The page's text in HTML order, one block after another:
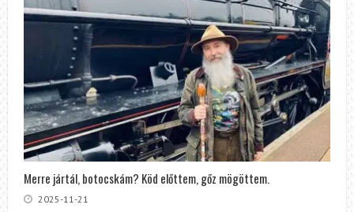
Merre jártál, botocskám? Köd előttem, gőz mögöttem.
2025-11-21